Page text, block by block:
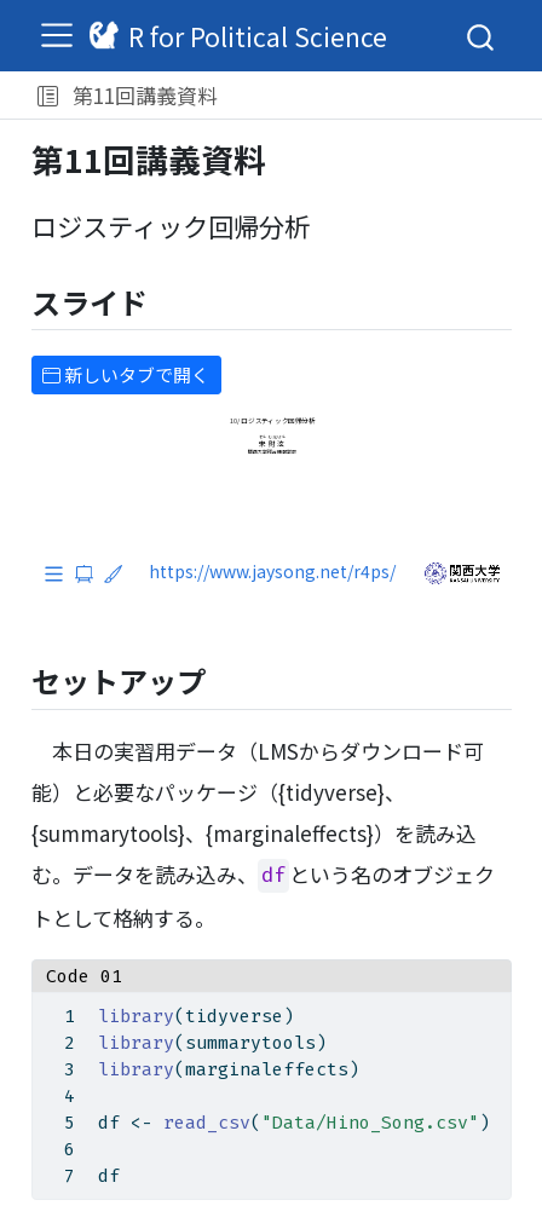
R for Political Science
第11回講義資料
第11回講義資料
ロジスティック回帰分析
スライド
新しいタブで開く
セットアップ
本日の実習用データ（LMSからダウンロード可
能）と必要なパッケージ（{tidyverse}、
{summarytools}、{marginaleffects}）を読み込
む。データを読み込み、
df という名のオブジェク
トとして格納する。
Code 01
library(tidyverse)
library(summarytools)
library(marginaleffects)
df <- read_csv( "Data/Hino_Song.csv" )
df